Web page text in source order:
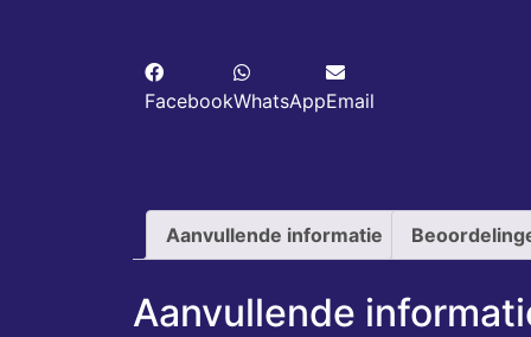
FacebookWhatsAppEmail
Aanvullende informatie
Aanvullende